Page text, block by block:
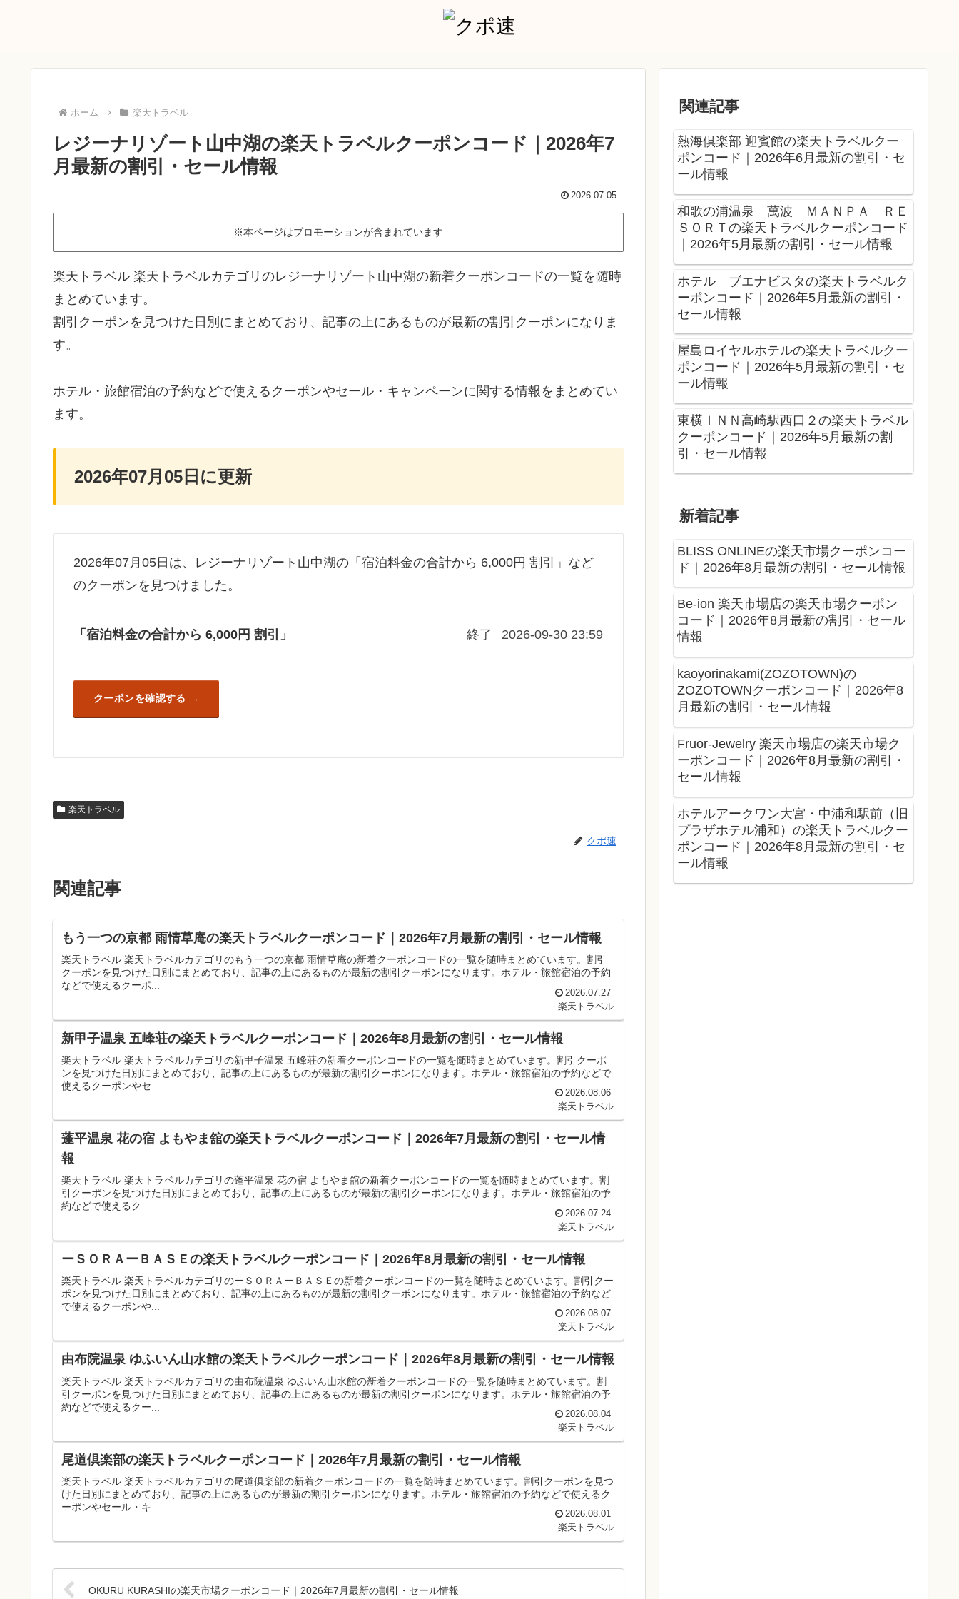
ホーム 楽天トラベル
レジーナリゾート山中湖の楽天トラベルクーポンコード｜2026年7
月最新の割引・セール情報
2026.07.05
※本ページはプロモーションが含まれています
楽天トラベル 楽天トラベルカテゴリのレジーナリゾート山中湖の新着クーポンコードの一覧を随時
まとめています。
割引クーポンを見つけた日別にまとめており、記事の上にあるものが最新の割引クーポンになりま
す。
ホテル・旅館宿泊の予約などで使えるクーポンやセール・キャンペーンに関する情報をまとめてい
ます。
2026年07月05日に更新
2026年07月05日は、レジーナリゾート山中湖の「宿泊料金の合計から 6,000円 割引」など
のクーポンを見つけました。
「宿泊料金の合計から 6,000円 割引」 終了 2026-09-30 23:59
クーポンを確認する
楽天トラベル
クポ速
関連記事
もう一つの京都 雨情草庵の楽天トラベルクーポンコード｜2026年7月最新の割引・セール情報
楽天トラベル 楽天トラベルカテゴリのもう一つの京都 雨情草庵の新着クーポンコードの一覧を随時まとめています。割引
クーポンを見つけた日別にまとめており、記事の上にあるものが最新の割引クーポンになります。ホテル・旅館宿泊の予約
などで使えるクーポ...
2026.07.27
楽天トラベル
新甲子温泉 五峰荘の楽天トラベルクーポンコード｜2026年8月最新の割引・セール情報
楽天トラベル 楽天トラベルカテゴリの新甲子温泉 五峰荘の新着クーポンコードの一覧を随時まとめています。割引クーポ
ンを見つけた日別にまとめており、記事の上にあるものが最新の割引クーポンになります。ホテル・旅館宿泊の予約などで
使えるクーポンやセ...
2026.08.06
楽天トラベル
蓬平温泉 花の宿 よもやま舘の楽天トラベルクーポンコード｜2026年7月最新の割引・セール情
報
楽天トラベル 楽天トラベルカテゴリの蓬平温泉 花の宿 よもやま舘の新着クーポンコードの一覧を随時まとめています。割
引クーポンを見つけた日別にまとめており、記事の上にあるものが最新の割引クーポンになります。ホテル・旅館宿泊の予
約などで使えるク...
2026.07.24
楽天トラベル
ーＳＯＲＡーＢＡＳＥの楽天トラベルクーポンコード｜2026年8月最新の割引・セール情報
楽天トラベル 楽天トラベルカテゴリのーＳＯＲＡーＢＡＳＥの新着クーポンコードの一覧を随時まとめています。割引クー
ポンを見つけた日別にまとめており、記事の上にあるものが最新の割引クーポンになります。ホテル・旅館宿泊の予約など
で使えるクーポンや...
2026.08.07
楽天トラベル
由布院温泉 ゆふいん山水館の楽天トラベルクーポンコード｜2026年8月最新の割引・セール情報
楽天トラベル 楽天トラベルカテゴリの由布院温泉 ゆふいん山水館の新着クーポンコードの一覧を随時まとめています。割
引クーポンを見つけた日別にまとめており、記事の上にあるものが最新の割引クーポンになります。ホテル・旅館宿泊の予
約などで使えるクー...
2026.08.04
楽天トラベル
尾道倶楽部の楽天トラベルクーポンコード｜2026年7月最新の割引・セール情報
楽天トラベル 楽天トラベルカテゴリの尾道倶楽部の新着クーポンコードの一覧を随時まとめています。割引クーポンを見つ
けた日別にまとめており、記事の上にあるものが最新の割引クーポンになります。ホテル・旅館宿泊の予約などで使えるク
ーポンやセール・キ...
2026.08.01
楽天トラベル
OKURU KURASHIの楽天市場クーポンコード｜2026年7月最新の割引・セール情報
関連記事
熱海倶楽部 迎賓館の楽天トラベルクー
ポンコード｜2026年6月最新の割引・セ
ール情報
和歌の浦温泉 萬波 ＭＡＮＰＡ ＲＥ
ＳＯＲＴの楽天トラベルクーポンコード
｜2026年5月最新の割引・セール情報
ホテル ブエナビスタの楽天トラベルク
ーポンコード｜2026年5月最新の割引・
セール情報
屋島ロイヤルホテルの楽天トラベルクー
ポンコード｜2026年5月最新の割引・セ
ール情報
東横ＩＮＮ高崎駅西口２の楽天トラベル
クーポンコード｜2026年5月最新の割
引・セール情報
新着記事
BLISS ONLINEの楽天市場クーポンコー
ド｜2026年8月最新の割引・セール情報
Be-ion 楽天市場店の楽天市場クーポン
コード｜2026年8月最新の割引・セール
情報
kaoyorinakami(ZOZOTOWN)の
ZOZOTOWNクーポンコード｜2026年8
月最新の割引・セール情報
Fruor-Jewelry 楽天市場店の楽天市場ク
ーポンコード｜2026年8月最新の割引・
セール情報
ホテルアークワン大宮・中浦和駅前（旧
プラザホテル浦和）の楽天トラベルクー
ポンコード｜2026年8月最新の割引・セ
ール情報